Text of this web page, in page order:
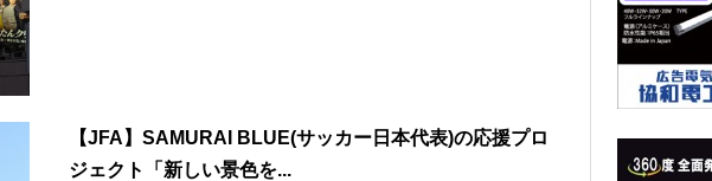
【JFA】SAMURAI BLUE(サッカー日本代表)の応援プロ
ジェクト「新しい景色を...